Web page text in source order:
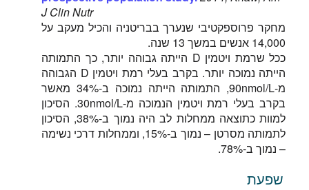
J Clin Nutr
מחקר פרוספקטיבי שנערך בבריטניה והכיל מעקב על
14,000 אנשים במשך 13 שנה.
ככל שרמת ויטמין D הייתה גבוהה יותר, כך התמותה
הייתה נמוכה יותר. בקרב בעלי רמת ויטמין D הגבוהה
מ-90nmol/L, התמותה הייתה נמוכה ב-34% מאשר
בקרב בעלי רמת ויטמין הנמוכה מ-30nmol/L. הסיכון
למוות כתוצאה ממחלות לב היה נמוך ב-38%, הסיכון
לתמותה מסרטן – נמוך ב-15%, וממחלות דרכי נשימה
– נמוך ב-78%.
שפעת